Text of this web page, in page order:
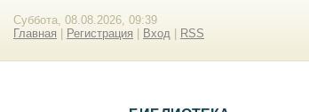
Суббота, 08.08.2026, 09:39
Главная
Регистрация Вход RSS